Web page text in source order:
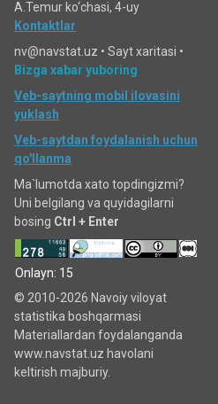
A.Temur ko‘chаsi, 4-uy
Kontaktlar
nv@navstat.uz • Sayt xaritasi •
Bizga xabar yuboring
Veb-saytning mobil ilovasini
yuklash
Veb-saytdan foydalanish uchun
qo'llanma
Ma`lumotda xato topdingizmi?
Uni belgilang va quyidagilarni
bosing Ctrl + Enter
Onlayn: 15
© 2010-2026 Navoiy viloyat
statistika boshqarmasi
Materiallardan foydalanganda
www.navstat.uz havolani
keltirish majburiy.